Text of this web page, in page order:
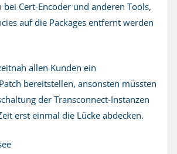
bei Cert-Encoder und anderen Tools,
auf die Packages entfernt werden
allen Kunden ein
bereitstellen, ansonsten müssten
der Transconnect-Instanzen
erst einmal die Lücke abdecken.